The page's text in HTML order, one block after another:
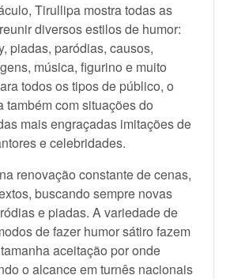
Tirullipa mostra todas as
diversos estilos de humor:
piadas, paródias, causos,
música, figurino e muito
todos os tipos de público, o
também com situações do
mais engraçadas imitações de
e celebridades.
renovação constante de cenas,
buscando sempre novas
e piadas. A variedade de
de fazer humor sátiro fazem
aceitação por onde
o alcance em turnês nacionais